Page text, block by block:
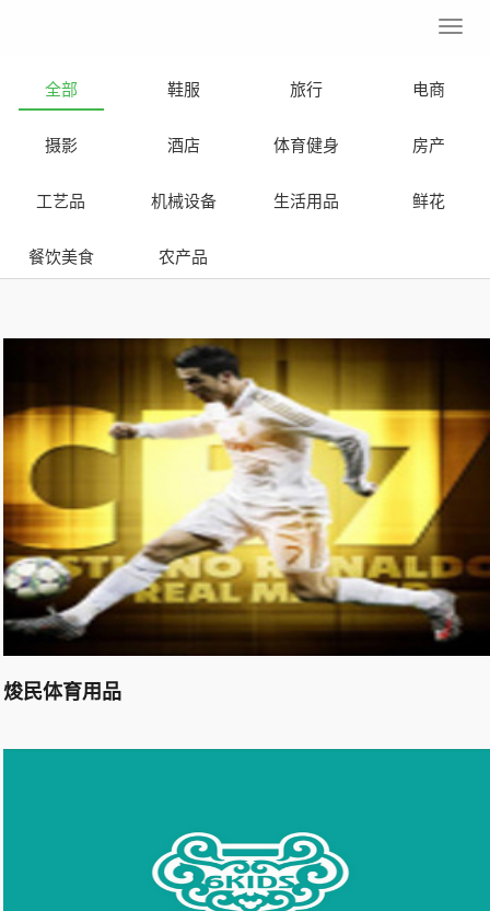
全部 鞋服 旅行 电商
摄影 酒店 体育健身 房产
工艺品 机械设备 生活用品 鲜花
餐饮美食 农产品
焌民体育用品